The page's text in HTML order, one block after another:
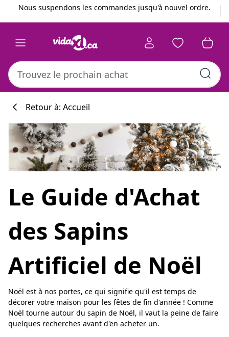
Précédent
Suivant
Nous suspendons les commandes jusqu'à nouvel ordre.
Retour à: Accueil
Le Guide d'Achat
des Sapins
Artificiel de Noël
Noël est à nos portes, ce qui signifie qu'il est temps de
décorer votre maison pour les fêtes de fin d'année ! Comme
Noël tourne autour du sapin de Noël, il vaut la peine de faire
quelques recherches avant d'en acheter un.